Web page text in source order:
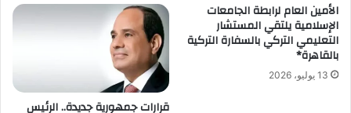
الأمين العام لرابطة الجامعات
الإسلامية يلتقي المستشار
التعليمي التركي بالسفارة التركية
بالقاهرة*
13 يوليو، 2026
قرارات جمهورية جديدة.. الرئيس